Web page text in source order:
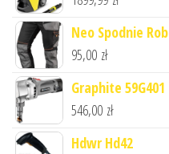
Neo Spodnie
95,00 zł
Graphite 59G401
546,00 zł
Hdwr Hd42